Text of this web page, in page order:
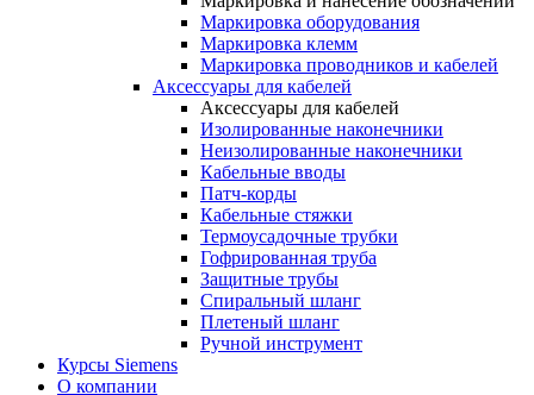
Маркировка оборудования
Маркировка клемм
Маркировка проводников и кабелей
Аксессуары для кабелей
Аксессуары для кабелей
Изолированные наконечники
Неизолированные наконечники
Кабельные вводы
Патч-корды
Кабельные стяжки
Термоусадочные трубки
Гофрированная труба
Защитные трубы
Спиральный шланг
Плетеный шланг
Ручной инструмент
Курсы Siemens
О компании